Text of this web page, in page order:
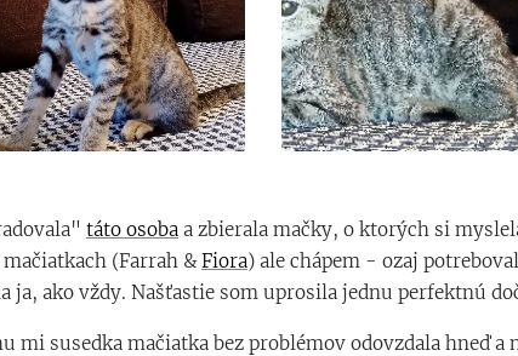
táto osoba a zbierala mačky, o ktorých si
(Farrah & Fiora) ale chápem - ozaj
ja, ako vždy. Našťastie som uprosila jednu perfektnú
mi susedka mačiatka bez problémov odovzdala hneď